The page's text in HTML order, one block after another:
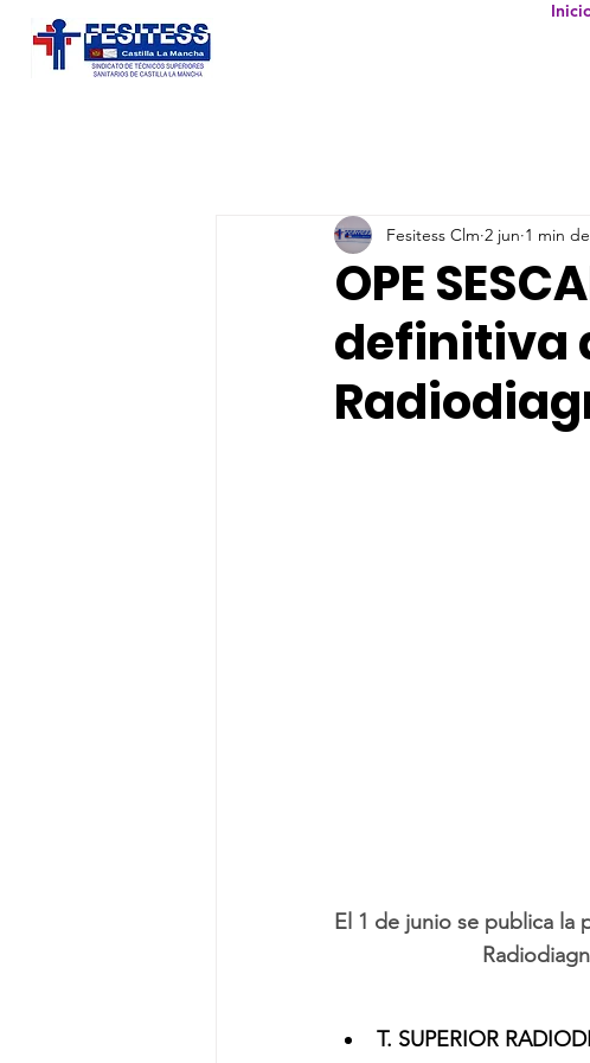
OPE
definitiva
Fesitess Clm 2 jun 1 min
El 1 de junio se publica la
T. SUPERIOR